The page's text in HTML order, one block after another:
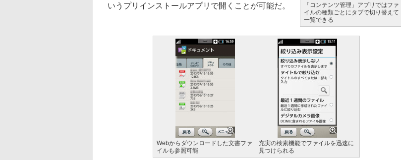
「コンテンツ管理」アプリではファ
イルの種類ごとにタブで切り替えて
一覧できる
いうプリインストールアプリで開くことが可能だ。
Webからダウンロードした文書ファ
イルも参照可能
充実の検索機能でファイルを迅速に
見つけられる